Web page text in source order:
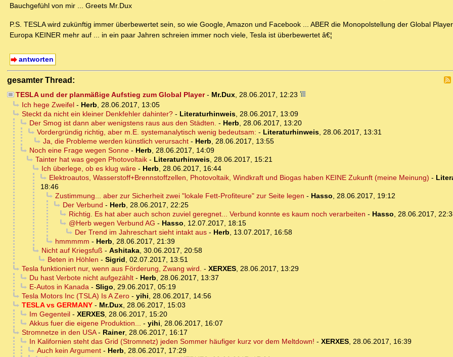
Bauchgefühl von mir ... Greets Mr.Dux
P.S. TESLA wird zukünftig immer überbewertet sein, so wie Google, Amazon und Facebook ... ABER die Monopolstellung der Global
Europa KEINER mehr auf ... in ein paar Jahren schreien immer noch viele, Tesla ist überbewertet â€¦
antworten
gesamter Thread:
TESLA und der planmäßige Aufstieg zum Global Player- Mr.Dux, 28.06.2017, 12:23
Ich hege Zweifel- Herb, 28.06.2017, 13:05
Steckt da nicht ein kleiner Denkfehler dahinter?- Literaturhinweis, 28.06.2017, 13:09
Der Smog ist dann aber wenigstens raus aus den Städten. - Herb, 28.06.2017, 13:20
Vordergründig richtig, aber m.E. systemanalytisch wenig bedeutsam: - Literaturhinweis, 28.06.2017, 13:31
Ja, die Probleme werden künstlich verursacht- Herb, 28.06.2017, 13:55
Noch eine Frage wegen Sonne- Herb, 28.06.2017, 14:09
Tainter hat was gegen Photovoltaik- Literaturhinweis, 28.06.2017, 15:21
Ich überlege, ob es klug wäre- Herb, 28.06.2017, 16:44
Elektroautos, Wasserstoff+Brennstoffzellen, Photovoltaik, Windkraft und Biogas haben KEINE Zukunft (meine Meinung) -
18:46
Zustimmung... aber zur Sicherheit zwei "lokale Fett-Profiteure" zur Seite legen - Hasso, 28.06.2017, 19:12
Der Verbund - Herb, 28.06.2017, 22:25
Richtig. Es hat aber auch schon zuviel geregnet... Verbund konnte es kaum noch verarbeiten - Hasso, 28.06.2017,
@Herb wegen Verbund AG - Hasso, 12.07.2017, 18:15
Der Trend im Jahreschart sieht intakt aus- Herb, 13.07.2017, 16:58
hmmmmm - Herb, 28.06.2017, 21:39
Nicht auf Kriegsfuß - Ashitaka, 30.06.2017, 20:58
Beten in Höhlen - Sigrid, 02.07.2017, 13:51
Tesla funktioniert nur, wenn aus Förderung, Zwang wird. - XERXES, 28.06.2017, 13:29
Du hast Verbote nicht aufgezählt- Herb, 28.06.2017, 13:37
E-Autos in Kanada- Sligo, 29.06.2017, 05:19
Tesla Motors Inc (TSLA) Is A Zero- yihi, 28.06.2017, 14:56
TESLA vs GERMANY- Mr.Dux, 28.06.2017, 15:03
Im Gegenteil- XERXES, 28.06.2017, 15:20
Akkus fuer die eigene Produktion... - yihi, 28.06.2017, 16:07
Stromnetze in den USA- Rainer, 28.06.2017, 16:17
In Kalifornien steht das Grid (Stromnetz) jeden Sommer häufiger kurz vor dem Meltdown! - XERXES, 28.06.2017, 16:39
Auch kein Argument- Herb, 28.06.2017, 17:29